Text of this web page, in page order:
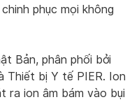
phục mọi không
Bản, phân phối bởi
Thiết bị Y tế PIER. Ion
ra ion âm bám vào bụi